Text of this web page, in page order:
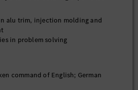
for launch to management team.
issues
from current running series to
phase coordinate the product
parts
alu trim, injection molding and
in problem solving
command of English; German